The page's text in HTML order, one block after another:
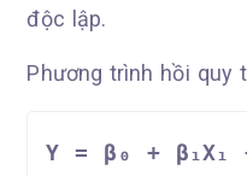
độc lập.
Phương trình hồi quy
Y = β₀ +